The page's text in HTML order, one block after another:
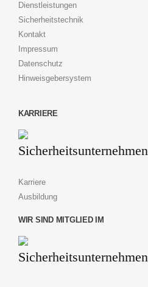
Dienstleistungen
Sicherheitstechnik
Kontakt
Impressum
Datenschutz
Hinweisgebersystem
KARRIERE
Karriere
Ausbildung
WIR SIND MITGLIED IM